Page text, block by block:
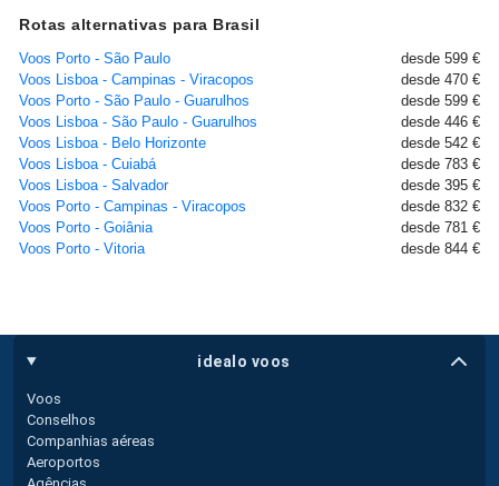
Rotas alternativas para Brasil
Voos Porto - São Paulo
desde 599 €
Voos Lisboa - Campinas - Viracopos
desde 470 €
Voos Porto - São Paulo - Guarulhos
desde 599 €
Voos Lisboa - São Paulo - Guarulhos
desde 446 €
Voos Lisboa - Belo Horizonte
desde 542 €
Voos Lisboa - Cuiabá
desde 783 €
Voos Lisboa - Salvador
desde 395 €
Voos Porto - Campinas - Viracopos
desde 832 €
Voos Porto - Goiânia
desde 781 €
Voos Porto - Vitoria
desde 844 €
idealo voos
Voos
Conselhos
Companhias aéreas
Aeroportos